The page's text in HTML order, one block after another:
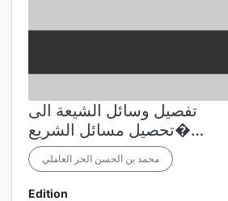
تفصيل وسائل الشيعة الى
تحصيل مسائل الشريع�…
محمد بن الحسن الحر العاملي
Edition